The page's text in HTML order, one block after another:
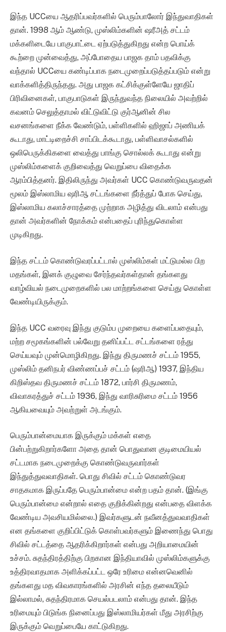
இந்த UCCயை ஆதரிப்பவர்களில் பெரும்பாலோர் இந்துவாதிகள்
தான். 1998 ஆம் ஆண்டு, முஸ்லிம்களின் ஷரீஅத் சட்டம்
மக்களிடையே பாகுபாட்டை ஏற்படுத்துகிறது என்ற பொய்க்
கூற்றை முன்வைத்து, அப்போதைய பாஜக தாம் பதவிக்கு
வந்தால் UCCயை கண்டிப்பாக நடைமுறைப்படுத்தப்படும் என்று
வாக்களித்திருந்தது. அது பாஜக கட்சிக்குள்ளேயே ஜாதிப்
பிரிவினைகள், பாகுபாடுகள் இருந்துவந்த நிலையில் அவற்றில்
கவனம் செலுத்தாமல் விட்டுவிட்டு குர்ஆனின் சில
வசனங்களை நீக்க வேண்டும், பள்ளிகளில் ஹிஜாப் அணியக்
கூடாது, மாட்டிறைச்சி சாப்பிடக்கூடாது, பள்ளிவாசல்களில்
ஒலிபெருக்கிகளை வைத்து பாங்கு சொல்லக் கூடாது என்று
முஸ்லிம்களைக் குறிவைத்து வெறுப்பை விதைக்க
ஆரம்பித்தனர். இதிலிருந்து அவர்கள் UCC கொண்டுவருவதன்
மூலம் இஸ்லாமிய ஷரிஆ சட்டங்களை நீர்த்துப் போக செய்து,
இஸ்லாமிய கலாச்சாரத்தை முற்றாக அழித்து விடலாம் என்பது
தான் அவர்களின் நோக்கம் என்பதைப் புரிந்துகொள்ள
முடிகிறது.
இந்த சட்டம் கொண்டுவரப்பட்டால் முஸ்லிம்கள் மட்டுமல்ல பிற
மதங்கள், இனக் குழுவை சேர்ந்தவர்கள்தான் தங்களது
வாழ்வியல் நடைமுறைகளில் பல மாற்றங்களை செய்து கொள்ள
வேண்டியிருக்கும்.
இந்த UCC வரைவு இந்து குடும்ப முறையை களைப்பதையும்,
மற்ற சமூகங்களின் பல்வேறு தனிப்பட்ட சட்டங்களை ரத்து
செய்யவும் முன்மொழிகிறது. இந்து திருமணச் சட்டம் 1955,
முஸ்லிம் தனிநபர் விண்ணப்பச் சட்டம் (ஷரிஆ) 1937, இந்திய
கிறிஸ்தவ திருமணச் சட்டம் 1872, பார்சி திருமணம்,
விவாகரத்துச் சட்டம் 1936, இந்து வாரிசுரிமை சட்டம் 1956
ஆகியவையும் அவற்றுள் அடங்கும்.
பெரும்பான்மையாக இருக்கும் மக்கள் எதை
பின்பற்றுகிறார்களோ அதை தான் பொதுவான குடிமையியல்
சட்டமாக நடைமுறைக்கு கொண்டுவருவார்கள்
இந்துத்துவவாதிகள். பொது சிவில் சட்டம் கொண்டுவர
சாதகமாக இருப்பதே பெரும்பான்மை என்ற பதம் தான். (இங்கு
பெரும்பான்மை என்றால் எதை குறிக்கின்றது என்பதை விளக்க
வேண்டிய அவசியமில்லை.) இவர்களுடன் நவீனத்துவவாதிகள்
என தங்களை குறிப்பிட்டுக் கொள்பவர்களும் இணைந்து பொது
சிவில் சட்டத்தை ஆதரிக்கிறார்கள் என்பது அறியாமையின்
உச்சம். சுதந்திரத்திற்கு பிறகான இந்தியாவில் முஸ்லிம்களுக்கு
உத்திரவாதமாக அளிக்கப்பட்ட ஒரே உரிமை என்னவெனில்
தங்களது மத விவகாரங்களில் அரசின் எந்த தலையீடும்
இல்லாமல், சுதந்திரமாக செயல்படலாம் என்பது தான். இந்த
உரிமையும் பிடுங்க நினைப்பது இஸ்லாமியர்கள் மீது அரசிற்கு
இருக்கும் வெறுப்பையே காட்டுகிறது.